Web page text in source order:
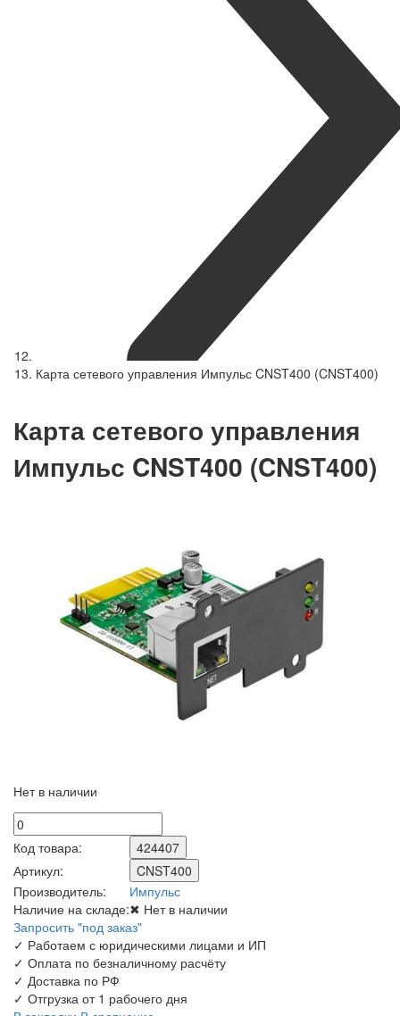
Карта сетевого управления Импульс CNST400 (CNST400)
Карта сетевого управления
Импульс CNST400 (CNST400)
Нет в наличии
Код товара:
424407
Артикул:
CNST400
Производитель:
Импульс
Наличие на складе:✖ Нет в наличии
Запросить "под заказ"
✓ Работаем с юридическими лицами и ИП
✓ Оплата по безналичному расчёту
✓ Доставка по РФ
✓ Отгрузка от 1 рабочего дня